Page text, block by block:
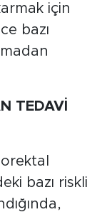
için
bazı
TEDAVİ
bazı riskli